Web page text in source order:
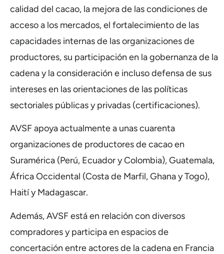
calidad del cacao, la mejora de las condiciones de
acceso a los mercados, el fortalecimiento de las
capacidades internas de las organizaciones de
productores, su participación en la gobernanza de la
cadena y la consideración e incluso defensa de sus
intereses en las orientaciones de las políticas
sectoriales públicas y privadas (certificaciones).
AVSF apoya actualmente a unas cuarenta
organizaciones de productores de cacao en
Suramérica (Perú, Ecuador y Colombia), Guatemala,
África Occidental (Costa de Marfil, Ghana y Togo),
Haití y Madagascar.
Además, AVSF está en relación con diversos
compradores y participa en espacios de
concertación entre actores de la cadena en Francia